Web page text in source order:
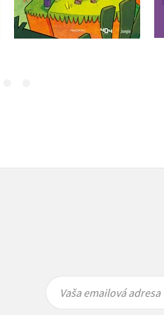
Do košíka
6,79 €
Vaša
emailová
Vaša
emailová
Vaša emailová adresa